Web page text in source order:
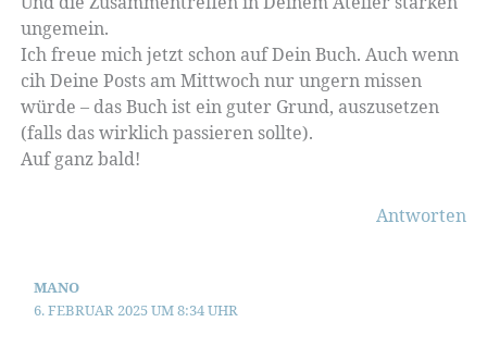
ungemein.
Ich freue mich jetzt schon auf Dein Buch. Auch wenn
cih Deine Posts am Mittwoch nur ungern missen
würde – das Buch ist ein guter Grund, auszusetzen
(falls das wirklich passieren sollte).
Auf ganz bald!
Antworten
MANO
6. FEBRUAR 2025 UM 8:34 UHR